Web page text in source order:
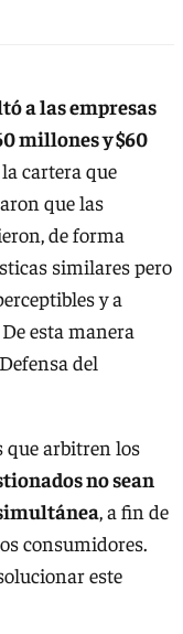
a las empresas
millones y $60
cartera que
que las
de forma
similares pero
y a
esta manera
del
que arbitren los
no sean
, a fin de
consumidores.
este